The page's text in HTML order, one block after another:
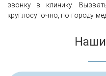
звонку в клинику.
круглосуточно, по городу
Наши